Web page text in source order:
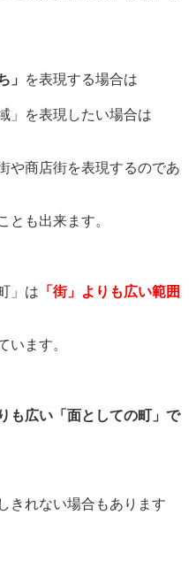
」 を表現する場合は
」を表現したい場合は
や商店街を表現するのであ
とも出来ます。
」は 「街」よりも広い範囲
います。
も広い「面としての町」で
きれない場合もあります